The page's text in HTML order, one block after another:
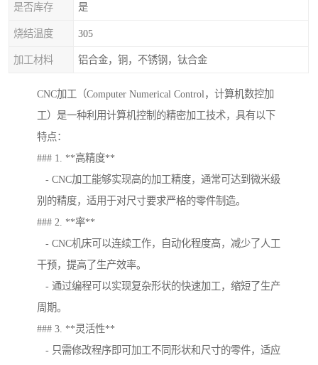
是否库存 是
烧结温度 305
加工材料 铝合金，铜，不锈钢，钛合金
CNC加工（Computer Numerical Control，计算机数控加
工）是一种利用计算机控制的精密加工技术，具有以下
特点：
### 1. **高精度**
- CNC加工能够实现高的加工精度，通常可达到微米级
别的精度，适用于对尺寸要求严格的零件制造。
### 2. **率**
- CNC机床可以连续工作，自动化程度高，减少了人工
干预，提高了生产效率。
- 通过编程可以实现复杂形状的快速加工，缩短了生产
周期。
### 3. **灵活性**
- 只需修改程序即可加工不同形状和尺寸的零件，适应